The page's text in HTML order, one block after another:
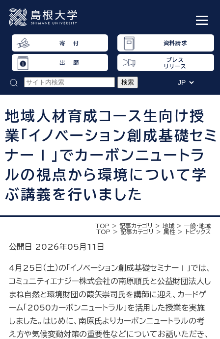
寄 付 資料請求
出 願
プレス
リリース
地域人材育成コース生向け授
業「イノベーション創成基礎セミ
ナーⅠ」でカーボンニュートラ
ルの視点から環境について学
ぶ講義を行いました
TOP 記事カテゴリ 地域
一般・地域
TOP
記事カテゴリ 属性 トピックス
公開日 2026年05月11日
4月25日（土）の「イノベーション創成基礎セミナーⅠ」では、
コミュニティエナジー株式会社の南原順氏と公益財団法人し
まね自然と環境財団の葭矢崇司氏を講師に迎え、カードゲ
ーム「2050カーボンニュートラル」を活用した授業を実施
しました。はじめに、南原氏よりカーボンニュートラルの考
え方や気候変動対策の重要性などについてお話いただき、